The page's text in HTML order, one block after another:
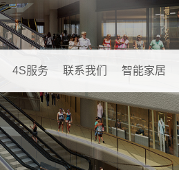
4S服务 联系我们 智能家居